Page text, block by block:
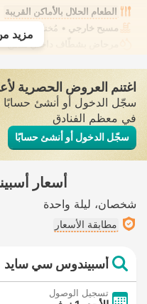
الطعام الحلال بالأماكن القريبة
مسبح خارجي • مُختلط •
مرحاض بشطّاف داخلي مدمج
مزيد
اغتنم العروض الحصرية
سجّل الدخول أو أنشئ
في معظم الفنادق
سجّل الدخول أو أنشئ حسابًا
أسعار
شخصان ليلة واحدة
مطابقة الأسعار
أسبيندوس سي سايد
تسجيل الوصول